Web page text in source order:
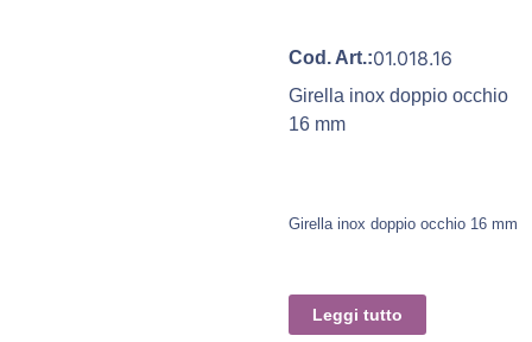
Cod. Art.:01.018.16
Girella inox doppio occhio
16 mm
Girella inox doppio occhio 16 mm
Leggi tutto